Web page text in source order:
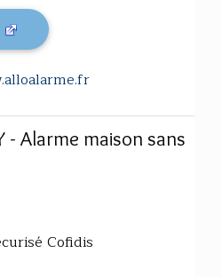
- Alarme maison sans
Cofidis